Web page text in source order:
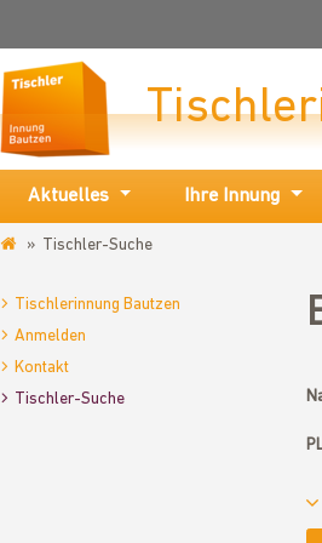
Aktuelles Ihre Innung
bautzen.de
Tischler-Suche
Tischlerinnung Bautzen
Anmelden
Kontakt
Tischler-Suche